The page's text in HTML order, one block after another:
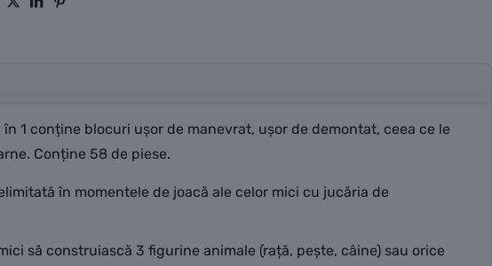
1 conține blocuri ușor de manevrat, ușor de demontat, ceea ce le
Conține 58 de piese.
în momentele de joacă ale celor mici cu jucăria de
să construiască 3 figurine animale (rață, pește, câine) sau orice